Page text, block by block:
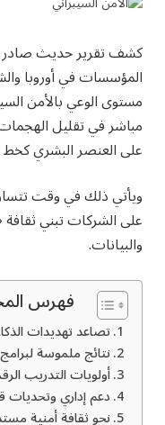
المؤسسات في أوروبا
مستوى الوعي بالأمن
مباشر في تقليل الهجمات
على العنصر البشري كخط
ويأتي ذلك في وقت
على الشركات تبني
والبيانات.
فهرس
تصاعد تهديدات
نتائج ملموسة
أولويات التدريب
دعم إداري وتحديات
نحو ثقافة أمنية